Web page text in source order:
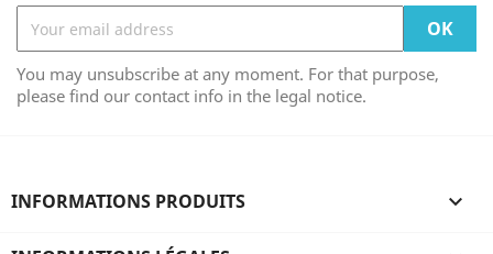
You may unsubscribe at any moment. For that purpose,
please find our contact info in the legal notice.
INFORMATIONS PRODUITS 